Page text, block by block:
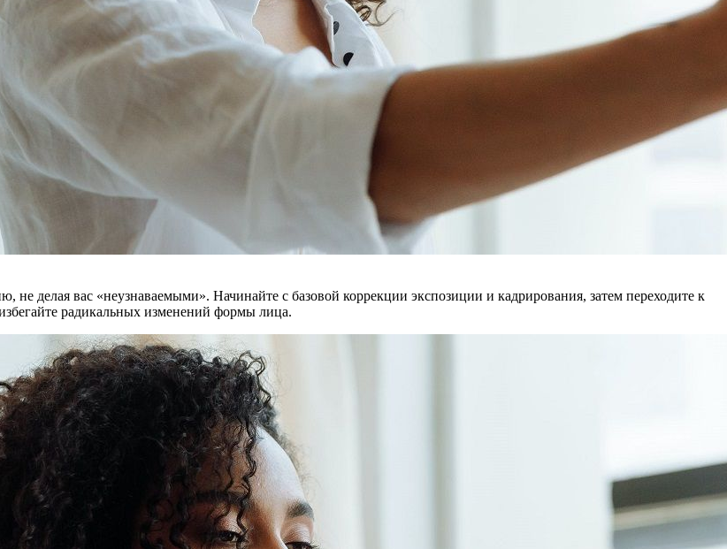
не делая вас «неузнаваемыми». Начинайте с базовой коррекции экспозиции и кадрирования, затем переходите к
радикальных изменений формы лица.